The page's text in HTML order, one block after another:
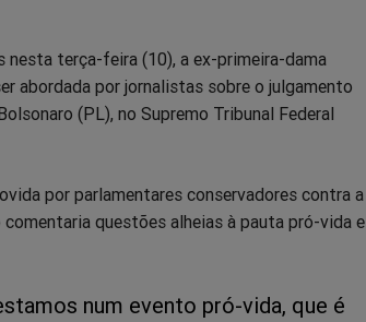
nesta terça-feira (10), a ex-primeira-dama
abordada por jornalistas sobre o julgamento
(PL), no Supremo Tribunal Federal
por parlamentares conservadores contra a
questões alheias à pauta pró-vida e
num evento pró-vida, que é